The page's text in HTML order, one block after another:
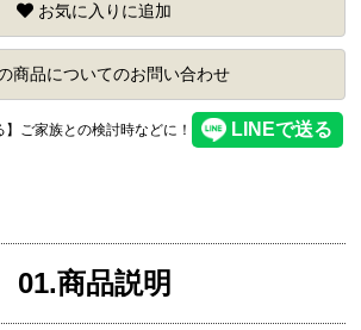
お気に入りに追加
商品についてのお問い合わせ
】ご家族との検討時などに！
01.商品説明